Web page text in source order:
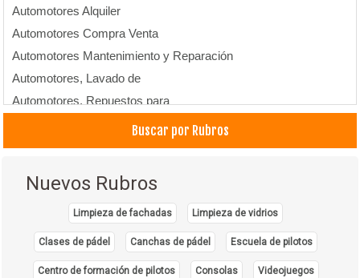
Automotores Alquiler
Automotores Compra Venta
Automotores Mantenimiento y Reparación
Automotores, Lavado de
Automotores, Repuestos para
Baterías
Llantas
Alquiler de Autos, Carros, Coches
Rent a Car
Buscar por Rubros
Nuevos Rubros
Limpieza de fachadas Limpieza de vidrios
Clases de pádel Canchas de pádel Escuela de pilotos
Centro de formación de pilotos Consolas Videojuegos